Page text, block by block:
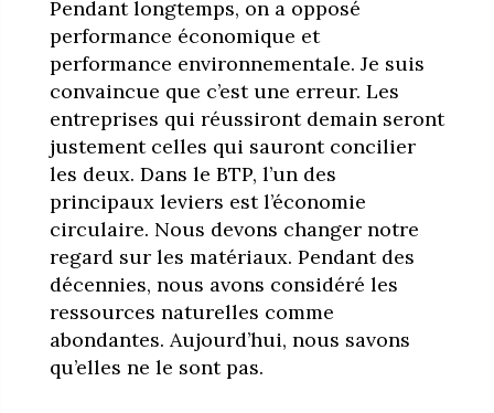
Pendant longtemps, on a opposé
performance économique et
performance environnementale. Je suis
convaincue que c’est une erreur. Les
entreprises qui réussiront demain seront
justement celles qui sauront concilier
les deux. Dans le BTP, l’un des
principaux leviers est l’économie
circulaire. Nous devons changer notre
regard sur les matériaux. Pendant des
décennies, nous avons considéré les
ressources naturelles comme
abondantes. Aujourd’hui, nous savons
qu’elles ne le sont pas.